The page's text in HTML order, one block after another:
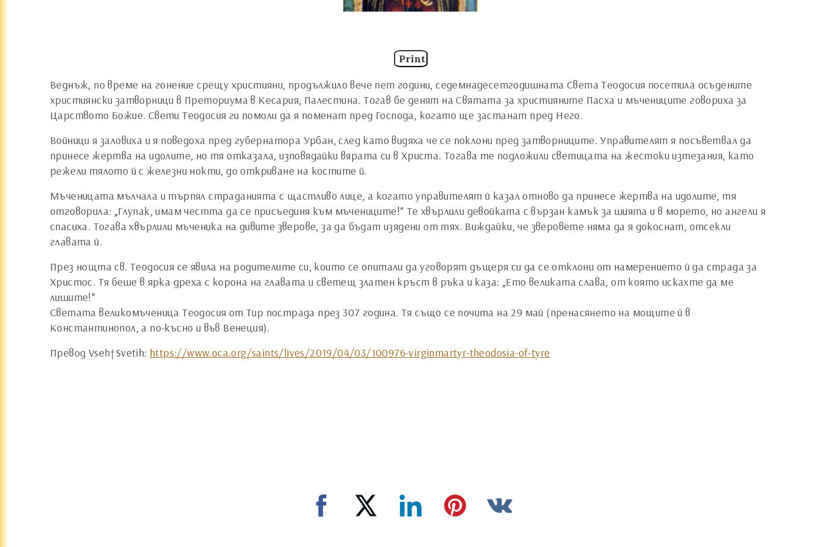
Print
Веднъж, по време на гонение срещу християни, продължило вече пет години, седемнадесетгодишната Света Теодосия посетила осъдените
християнски затворници в Преториума в Кесария, Палестина. Тогав бе денят на Святата за християните Пасха и мъчениците говориха за
Царството Божие. Свети Теодосия ги помоли да я поменат пред Господа, когато ще застанат пред Него.
Войници я заловиха и я поведоха пред губернатора Урбан, след като видяха че се поклони пред затворниците. Управителят я посъветвал да
принесе жертва на идолите, но тя отказала, изповядайки вярата си в Христа. Тогава те подложили светицата на жестоки изтезания, като
режели тялото й с железни нокти, до откриване на костите й.
Мъченицата мълчала и търпял страданията с щастливо лице, а когато управителят й казал отново да принесе жертва на идолите, тя
отговорила: „Глупак, имам честта да се присъединя към мъчениците!“ Те хвърлили девойката с вързан камък за шията и в морето, но ангели я
спасиха. Тогава хвърлили мъченика на дивите зверове, за да бъдат изядени от тях. Виждайки, че зверовете няма да я докоснат, отсекли
главата й.
През нощта св. Теодосия се явила на родителите си, които се опитали да уговорят дъщеря си да се отклони от намерението й да страда за
Христос. Тя беше в ярка дреха с корона на главата и светещ златен кръст в ръка и каза: „Ето великата слава, от която искахте да ме
лишите!“
Светата великомъченица Теодосия от Тир пострада през 307 година. Тя също се почита на 29 май (пренасянето на мощите й в
Константинопол, а по-късно и във Венеция).
Превод Vseh†Svetih: https://www.oca.org/saints/lives/2019/04/03/100976-virginmartyr-theodosia-of-tyre